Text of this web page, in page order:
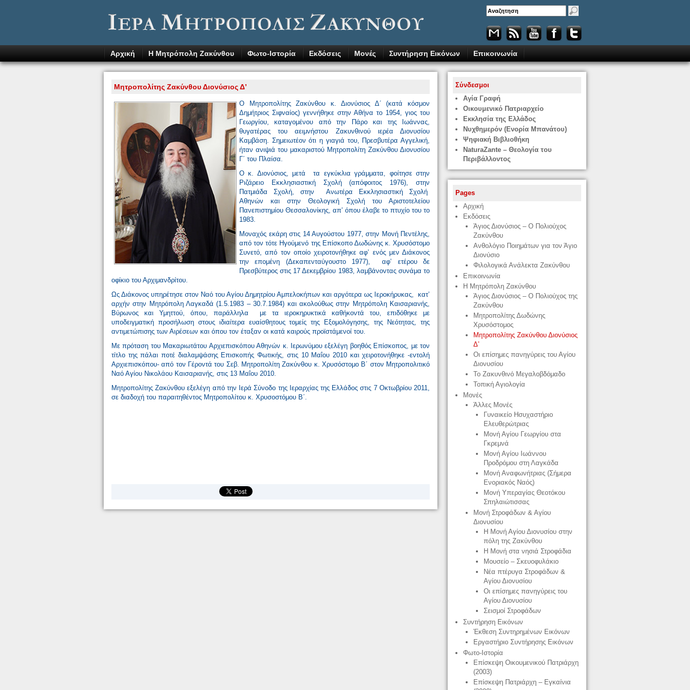
Αρχική Η Μητρόπολη Ζακύνθου Φωτο-Ιστορία Εκδόσεις Μονές Συντήρηση Εικόνων Επικοινωνία
Μητροπολίτης Ζακύνθου Διονύσιος Δ’
Ο Μητροπολίτης Ζακύνθου κ. Διονύσιος Δ΄ (κατά κόσμον
Δημήτριος Σιφναίος) γεννήθηκε στην Αθήνα το 1954, γιος του
Γεωργίου, καταγομένου από την Πάρο και της Ιωάννας,
θυγατέρας του αειμνήστου Ζακυνθινού ιερέα Διονυσίου
Καμβάση. Σημειωτέον ότι η γιαγιά του, Πρεσβυτέρα Αγγελική,
ήταν ανιψιά του μακαριστού Μητροπολίτη Ζακύνθου Διονυσίου
Γ΄ του Πλαίσα.
Ο κ. Διονύσιος, μετά τα εγκύκλια γράμματα, φοίτησε στην
Ριζάρειο Εκκλησιαστική Σχολή (απόφοιτος 1976), στην
Πατμιάδα Σχολή, στην Ανωτέρα Εκκλησιαστική Σχολή
Αθηνών και στην Θεολογική Σχολή του Αριστοτελείου
Πανεπιστημίου Θεσσαλονίκης, απ’ όπου έλαβε το πτυχίο του το
1983.
Μοναχός εκάρη στις 14 Αυγούστου 1977, στην Μονή Πεντέλης,
από τον τότε Ηγούμενό της Επίσκοπο Δωδώνης κ. Χρυσόστομο
Συνετό, από τον οποίο χειροτονήθηκε αφ’ ενός μεν Διάκονος
την επομένη (Δεκαπενταύγουστο 1977), αφ’ ετέρου δε
Πρεσβύτερος στις 17 Δεκεμβρίου 1983, λαμβάνοντας συνάμα το
οφίκιο του Αρχιμανδρίτου.
Ως Διάκονος υπηρέτησε στον Ναό του Αγίου Δημητρίου Αμπελοκήπων και αργότερα ως Ιεροκήρυκας, κατ’
αρχήν στην Μητρόπολη Λαγκαδά (1.5.1983 – 30.7.1984) και ακολούθως στην Μητρόπολη Καισαριανής,
Βύρωνος και Υμηττού, όπου, παράλληλα με τα ιεροκηρυκτικά καθήκοντά του, επιδόθηκε με
υποδειγματική προσήλωση στους ιδιαίτερα ευαίσθητους τομείς της Εξομολόγησης, της Νεότητας, της
αντιμετώπισης των Αιρέσεων και όπου τον έταξαν οι κατά καιρούς προϊστάμενοί του.
Με πρόταση του Μακαριωτάτου Αρχιεπισκόπου Αθηνών κ. Ιερωνύμου εξελέγη βοηθός Επίσκοπος, με τον
τίτλο της πάλαι ποτέ διαλαμψάσης Επισκοπής Φωτικής, στις 10 Μαΐου 2010 και χειροτονήθηκε -εντολή
Αρχιεπισκόπου- από τον Γέροντά του Σεβ. Μητροπολίτη Ζακύνθου κ. Χρυσόστομο Β΄ στον Μητροπολιτικό
Ναό Αγίου Νικολάου Καισαριανής, στις 13 Μαΐου 2010.
Μητροπολίτης Ζακύνθου εξελέγη από την Ιερά Σύνοδο της Ιεραρχίας της Ελλάδος στις 7 Οκτωβρίου 2011,
σε διαδοχή του παραιτηθέντος Μητροπολίτου κ. Χρυσοστόμου Β΄.
Σύνδεσμοι
Αγία Γραφή
Οικουμενικό Πατριαρχείο
Εκκλησία της Ελλάδος
Νυχθημερόν (Ενορία Μπανάτου)
Ψηφιακή Βιβλιοθήκη
NaturaZante – Θεολογία του
Περιβάλλοντος
Pages
Αρχική
Εκδόσεις
Άγιος Διονύσιος – Ο Πολιούχος
Ζακύνθου
Ανθολόγιο Ποιημάτων για τον Άγιο
Διονύσιο
Φιλολογικά Ανάλεκτα Ζακύνθου
Επικοινωνία
Η Μητρόπολη Ζακύνθου
Άγιος Διονύσιος – Ο Πολιούχος της
Ζακύνθου
Μητροπολίτης Δωδώνης
Χρυσόστομος
Μητροπολίτης Ζακύνθου Διονύσιος
Δ’
Οι επίσημες πανηγύρεις του Αγίου
Διονυσίου
Το Ζακυνθινό Μεγαλοβδόμαδο
Τοπική Αγιολογία
Μονές
Άλλες Μονές
Γυναικείο Ησυχαστήριο
Ελευθερώτριας
Μονή Αγίου Γεωργίου στα
Γκρεμνά
Μονή Αγίου Ιωάννου
Προδρόμου στη Λαγκάδα
Μονή Αναφωνήτριας (Σήμερα
Ενοριακός Ναός)
Μονή Υπεραγίας Θεοτόκου
Σπηλαιώτισσας
Μονή Στροφάδων & Αγίου
Διονυσίου
Η Μονή Αγίου Διονυσίου στην
πόλη της Ζακύνθου
Η Μονή στα νησιά Στροφάδια
Μουσείο – Σκευοφυλάκιο
Νέα πτέρυγα Στροφάδων &
Αγίου Διονυσίου
Οι επίσημες πανηγύρεις του
Αγίου Διονυσίου
Σεισμοί Στροφάδων
Συντήρηση Εικόνων
Έκθεση Συντηρημένων Εικόνων
Εργαστήριο Συντήρησης Εικόνων
Φωτο-Ιστορία
Επίσκεψη Οικουμενικού Πατριάρχη
(2003)
Επίσκεψη Πατριάρχη – Εγκαίνια